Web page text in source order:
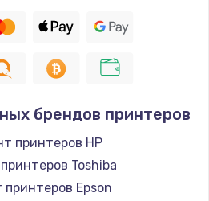
блока
Заказать
чистка
600 руб.
брендов принтеров
принтеров HP
Toshiba
принтеров Epson